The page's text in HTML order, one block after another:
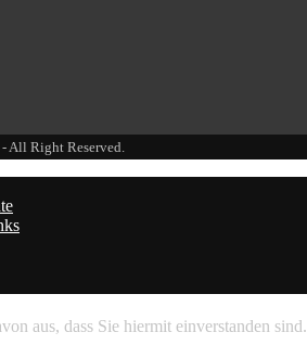
All Right Reserved.
aus, dass Sie hiermit einverstanden sind.